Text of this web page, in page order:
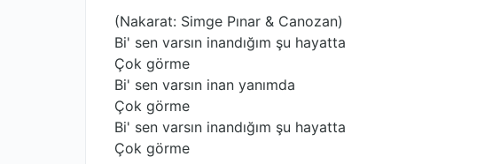
(Nakarat: Simge Pınar & Canozan)
Bi' sen varsın inandığım şu hayatta
Çok görme
Bi' sen varsın inan yanımda
Çok görme
Bi' sen varsın inandığım şu hayatta
Çok görme